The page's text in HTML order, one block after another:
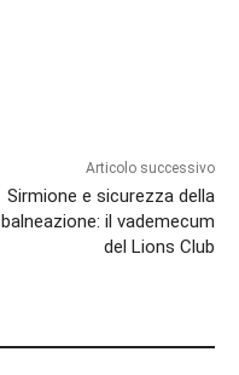
Articolo successivo
Sirmione e sicurezza della
balneazione: il vademecum
del Lions Club